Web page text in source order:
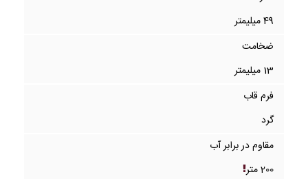
49 میلیمتر
ضخامت
13 میلیمتر
فرم قاب
گرد
مقاوم در برابر آب
200 متر